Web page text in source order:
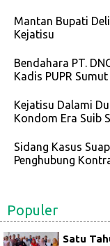
Mantan Bupati
Kejatisu
Bendahara PT.
Kadis PUPR
Kejatisu Dalami
Kondom Era Suib
Sidang Kasus
Penghubung
Populer
Satu